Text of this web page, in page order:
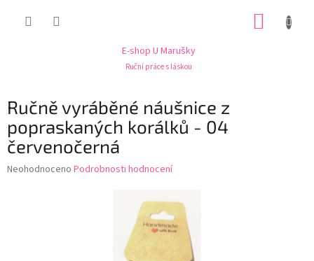
E-shop U Marušky
Ruční práce s láskou
Ručně vyráběné náušnice z
popraskaných korálků - 04
červenočerná
Průměrné
Neohodnoceno Podrobnosti hodnocení